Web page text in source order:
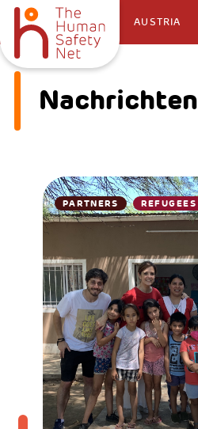
AUSTRIA
Nachrichten
PARTNERS REFUGEES